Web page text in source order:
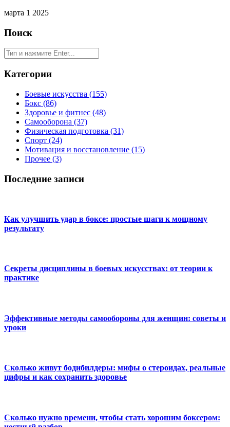
марта 1 2025
Поиск
Категории
Боевые искусства (155)
Бокс (86)
Здоровье и фитнес (48)
Самооборона (37)
Физическая подготовка (31)
Спорт (24)
Мотивация и восстановление (15)
Прочее (3)
Последние записи
Как улучшить удар в боксе: простые шаги к мощному
результату
Секреты дисциплины в боевых искусствах: от теории к
практике
Эффективные методы самообороны для женщин: советы и
уроки
Сколько живут бодибилдеры: мифы о стероидах, реальные
цифры и как сохранить здоровье
Сколько нужно времени, чтобы стать хорошим боксером: